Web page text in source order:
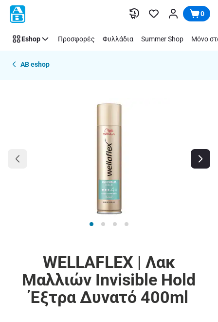
Παράλειψη 0
Eshop Προσφορές Φυλλάδια Summer Shop Μόνο
AB eshop
WELLAFLEX | Λακ
Μαλλιών Invisible Hold
Έξτρα Δυνατό 400ml